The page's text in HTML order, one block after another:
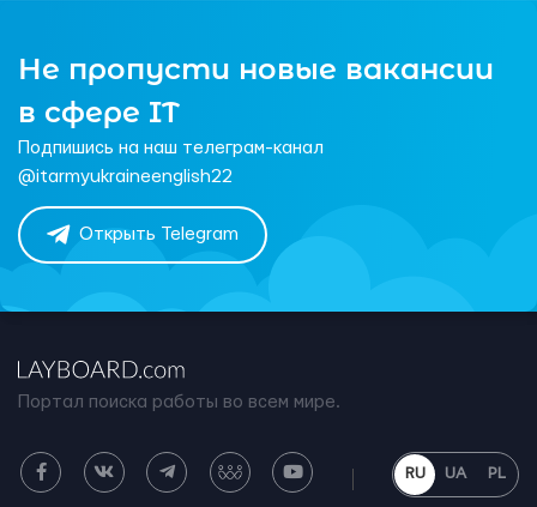
Не пропусти новые вакансии
в сфере IT
Подпишись на наш телеграм-канал
@itarmyukraineenglish22
Открыть Telegram
Портал поиска работы во всем мире.
RU UA PL